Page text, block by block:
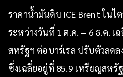
ราคาน้ำมันดิบ ICE Brent ในไ
ระหว่างวันที่ 1 ต.ค. – 6 ธ.ค. เ
สหรัฐฯ ต่อบาร์เรล ปรับตัวลดล
ซึ่งเฉลี่ยอยู่ที่ 85.9 เหรียญสหรั